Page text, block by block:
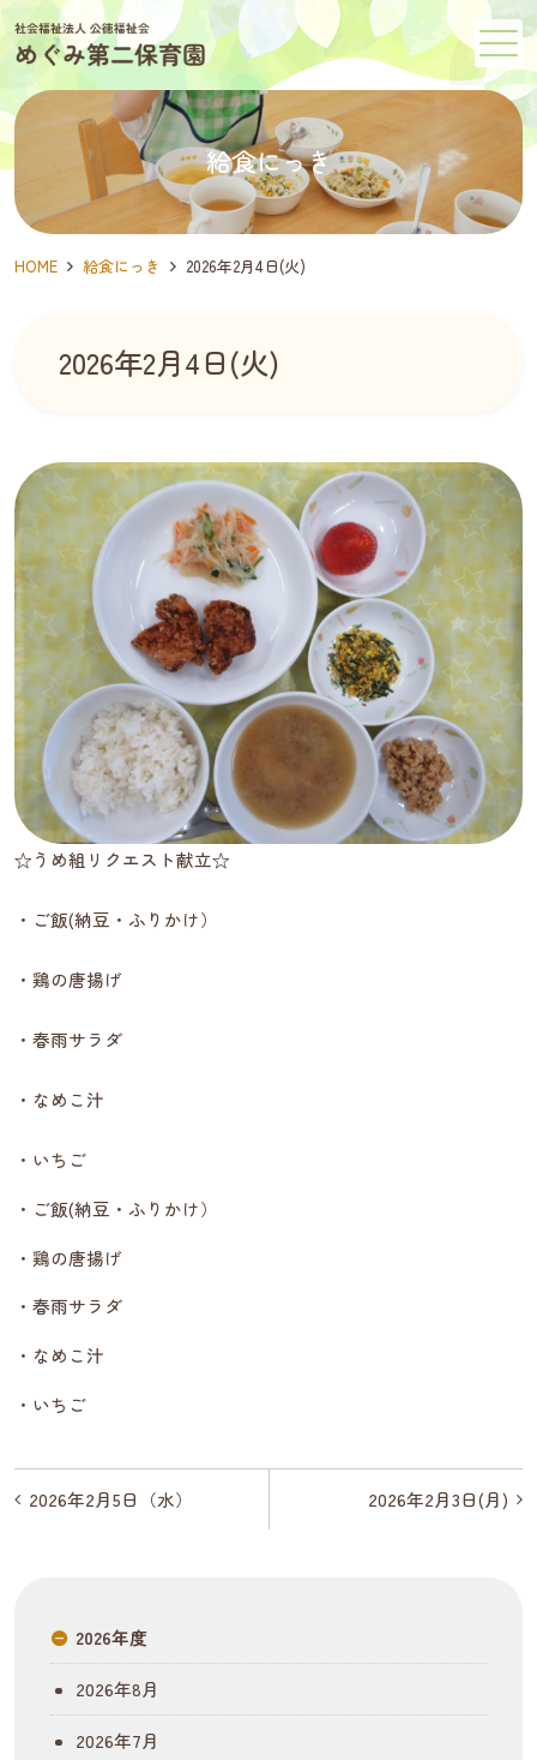
メニュー
給食にっき
HOME 給食にっき 2026年2月4日(火)
2026年2月4日(火)
☆うめ組リクエスト献立☆
・ご飯(納豆・ふりかけ）
・鶏の唐揚げ
・春雨サラダ
・なめこ汁
・いちご
・ご飯(納豆・ふりかけ）
・鶏の唐揚げ
・春雨サラダ
・なめこ汁
・いちご
投
2026年2月3日(月)
2026年2月5日（水）
2026年度
2026年8月
2026年7月